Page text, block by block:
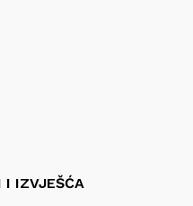
I IZVJEŠĆA